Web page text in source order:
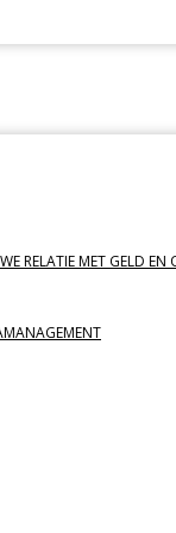
RELATIE MET GELD EN